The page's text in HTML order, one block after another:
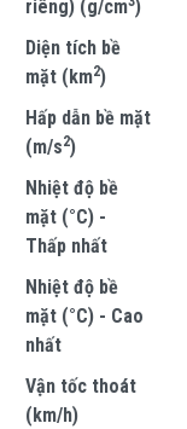
riêng) (g/cm )
Diện tích bề
mặt (km2)
Hấp dẫn bề mặt
(m/s2)
Nhiệt độ bề
mặt (°C) -
Thấp nhất
Nhiệt độ bề
mặt (°C) - Cao
nhất
Vận tốc thoát
(km/h)